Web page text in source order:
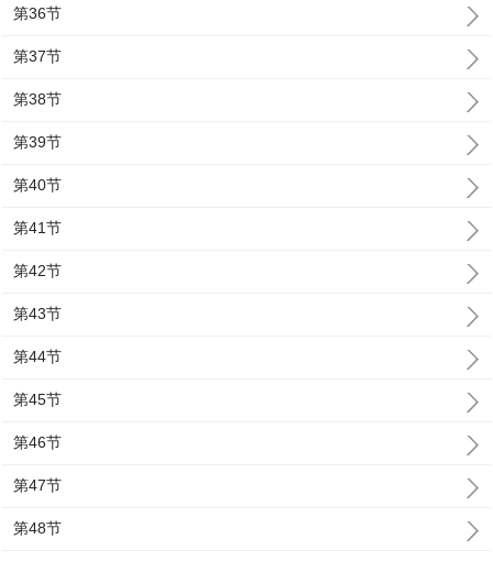
第36节
第37节
第38节
第39节
第40节
第41节
第42节
第43节
第44节
第45节
第46节
第47节
第48节